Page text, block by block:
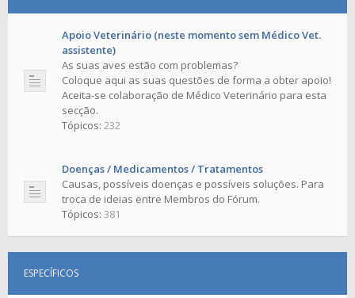
Apoio Veterinário (neste momento sem Médico Vet.
assistente)
As suas aves estão com problemas?
Coloque aqui as suas questões de forma a obter apoio!
Aceita-se colaboração de Médico Veterinário para esta
secção.
Tópicos: 232
Doenças / Medicamentos / Tratamentos
Causas, possíveis doenças e possíveis soluções. Para
troca de ideias entre Membros do Fórum.
Tópicos: 381
ESPECÍFICOS